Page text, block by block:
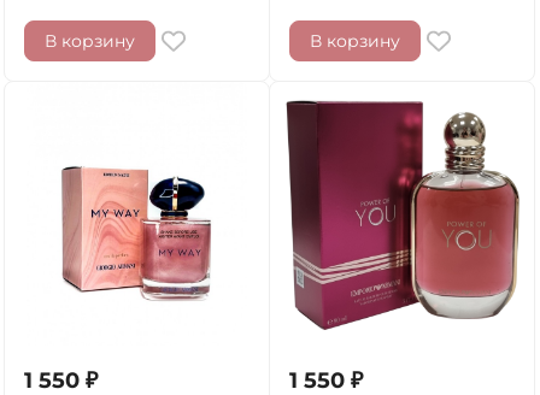
В корзину В корзину
1 550 ₽ 1 550 ₽